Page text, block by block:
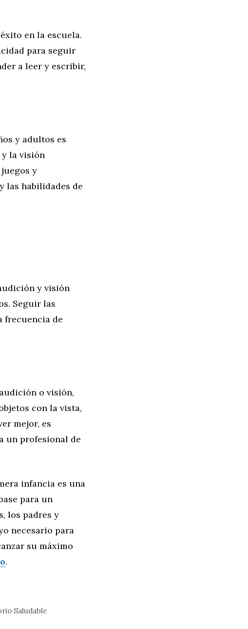
en la escuela.
para seguir
a leer y escribir,
y adultos es
la visión
y
las habilidades de
y visión
Seguir las
frecuencia de
o visión,
con la vista,
mejor, es
un profesional de
infancia es una
para un
los padres y
necesario para
su máximo
.
Saludable